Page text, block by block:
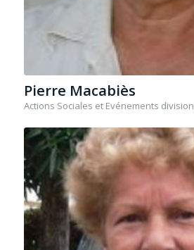
Pierre Macabiès
Actions Sociales et Evénements division